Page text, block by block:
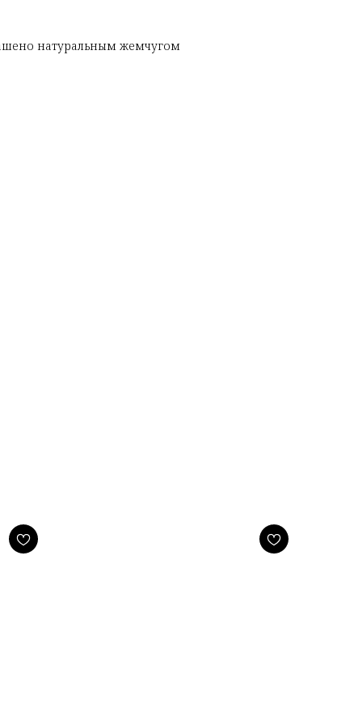
натуральным жемчугом